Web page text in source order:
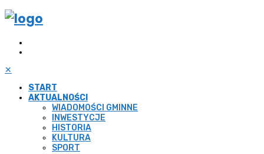
✕
START
AKTUALNOŚCI
WIADOMOŚCI GMINNE
INWESTYCJE
HISTORIA
KULTURA
SPORT